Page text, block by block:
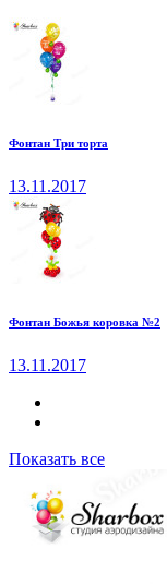
Фонтан Три торта
13.11.2017
Фонтан Божья коровка №2
13.11.2017
Показать все